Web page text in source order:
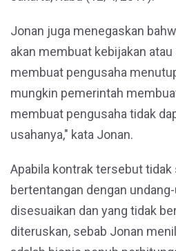
Jonan juga menegaskan
akan membuat kebijakan atau
membuat pengusaha
mungkin pemerintah
membuat pengusaha tidak
usahanya," kata Jonan.
Apabila kontrak tersebut tidak
bertentangan dengan
disesuaikan dan yang tidak
diteruskan, sebab Jonan